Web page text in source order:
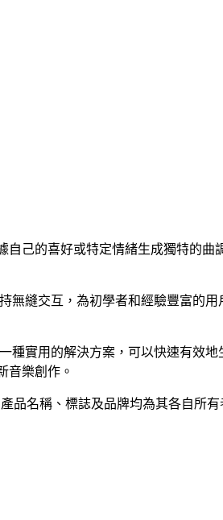
己的喜好或特定情緒生成獨特的曲
縫交互，為初學者和經驗豐富的用
種實用的解決方案，可以快速有效
音樂創作。
品名稱、標誌及品牌均為其各自所有